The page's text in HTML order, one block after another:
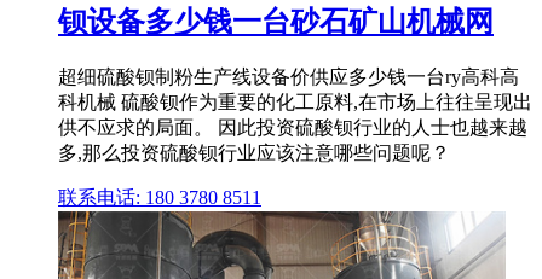
钡设备多少钱一台砂石矿山机械网
超细硫酸钡制粉生产线设备价供应多少钱一台ry高科高
科机械 硫酸钡作为重要的化工原料,在市场上往往呈现出
供不应求的局面。 因此投资硫酸钡行业的人士也越来越
多,那么投资硫酸钡行业应该注意哪些问题呢？
联系电话: 180 3780 8511